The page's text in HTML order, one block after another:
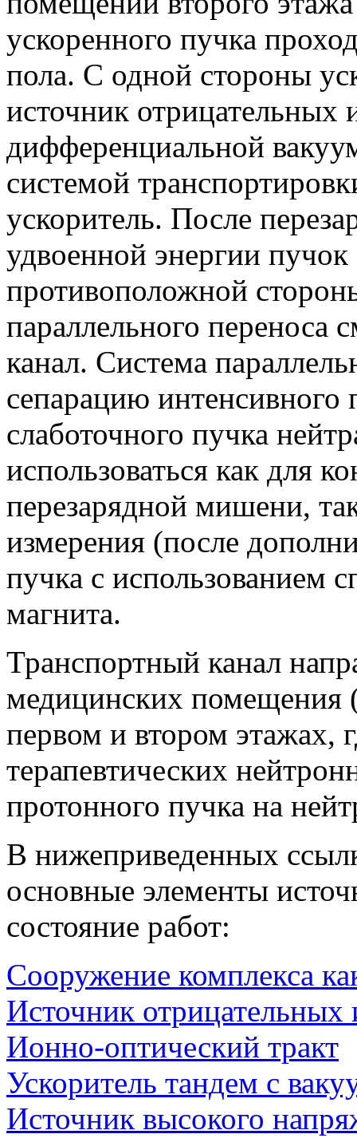
ускоренного пучка
пола. С одной стороны
источник отрицательных
дифференциальной
системой
ускоритель. После
удвоенной энергии
противоположной
параллельного переноса
канал. Система
сепарацию интенсивного
слаботочного пучка
использоваться как для
перезарядной мишени,
измерения (после
пучка с использованием
магнита.
Транспортный канал
медицинских
первом и втором этажах,
терапевтических
протонного пучка на
В нижеприведенных
основные элементы
состояние работ:
Сооружение комплекса
Источник отрицательных
Ионно-оптический тракт
Ускоритель тандем с
Источник высокого